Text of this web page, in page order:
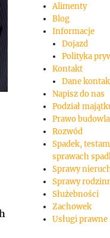
Alimenty
Blog
Informacje
Dojazd
Polityka
Kontakt
Dane
Napisz do nas
Podział
Prawo
Rozwód
Spadek,
sprawach
Sprawy
Sprawy
Służebności
Zachowek
Usługi prawne